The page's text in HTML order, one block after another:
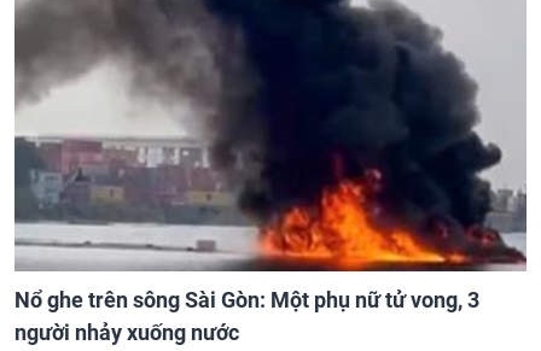
Nổ ghe trên sông Sài Gòn: Một phụ nữ tử vong, 3
người nhảy xuống nước